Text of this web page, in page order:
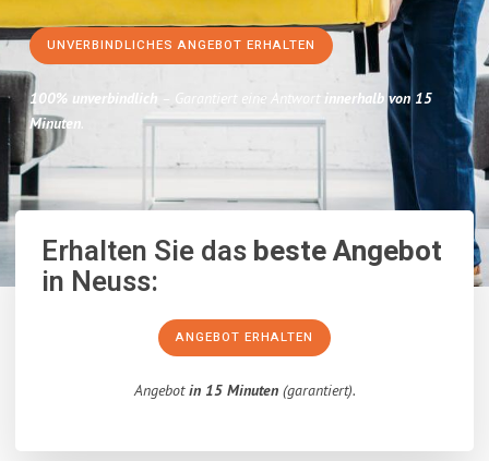
UNVERBINDLICHES ANGEBOT ERHALTEN
100% unverbindlich – Garantiert eine Antwort innerhalb von 15
Minuten.
Erhalten Sie dasbeste Angebot
in Neuss:
ANGEBOT ERHALTEN
Angebotin 15 Minuten(garantiert).